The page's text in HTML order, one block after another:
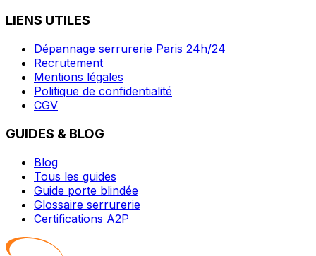
LIENS UTILES
Dépannage serrurerie Paris 24h/24
Recrutement
Mentions légales
Politique de confidentialité
CGV
GUIDES & BLOG
Blog
Tous les guides
Guide porte blindée
Glossaire serrurerie
Certifications A2P